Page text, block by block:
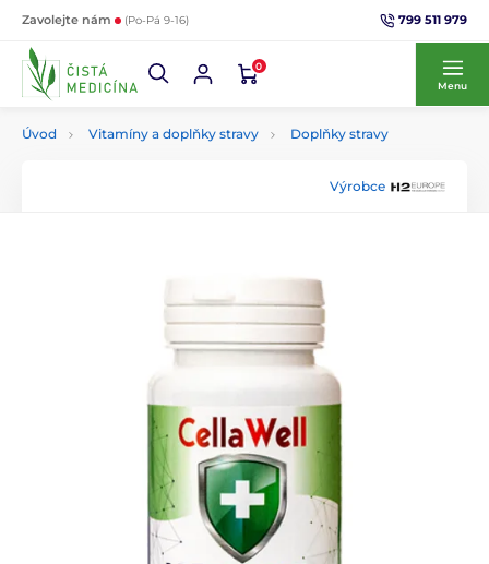
Zavolejte nám (Po-Pá 9-16) 799 511 979
0
Menu
Úvod Vitamíny a doplňky stravy Doplňky stravy
Výrobce